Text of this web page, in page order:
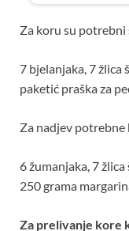
Za koru su potrebni
7 bjelanjaka, 7 žlica
paketić praška za
Za nadjev
6 žumanjaka, 7
250 grama
Za prelivanje kore